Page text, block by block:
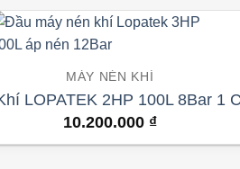
MÁY NÉN KHÍ
LOPATEK 2HP 100L 8Bar 1
10.200.000 ₫